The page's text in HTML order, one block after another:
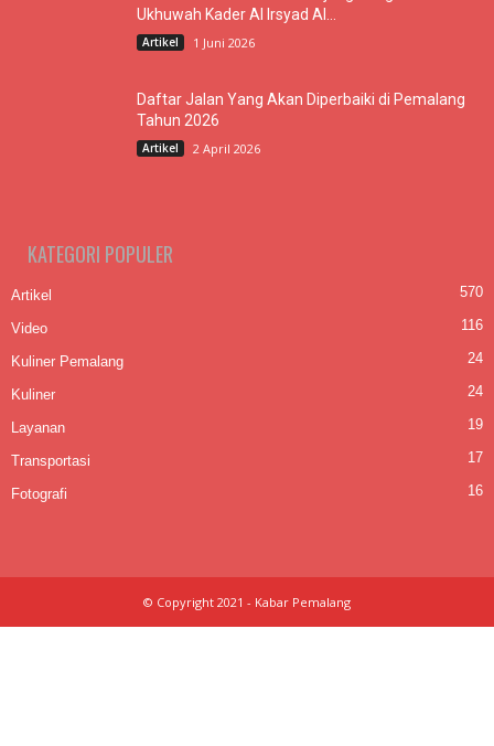
Ukhuwah Kader Al Irsyad Al...
Artikel 1 Juni 2026
Daftar Jalan Yang Akan Diperbaiki di Pemalang
Tahun 2026
Artikel 2 April 2026
KATEGORI POPULER
Artikel 570
Video 116
Kuliner Pemalang 24
Kuliner 24
Layanan 19
Transportasi 17
Fotografi 16
© Copyright 2021 - Kabar Pemalang